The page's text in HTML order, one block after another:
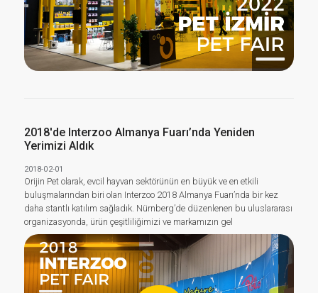
2018'de Interzoo Almanya Fuarı’nda Yeniden
Yerimizi Aldık
2018-02-01
Orijin Pet olarak, evcil hayvan sektörünün en büyük ve en etkili
buluşmalarından biri olan Interzoo 2018 Almanya Fuarı’nda bir kez
daha stantlı katılım sağladık. Nürnberg’de düzenlenen bu uluslararası
organizasyonda, ürün çeşitliliğimizi ve markamızın gel